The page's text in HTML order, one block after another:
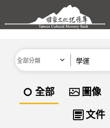
跳到主要內容區塊
分類
全部 圖像
文件